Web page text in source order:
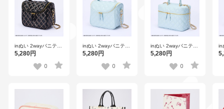
inぬい 2wayバニティ
バッグ ラウンドver.
5,280円
0
inぬい 2wayバニティ
バッグ ラウンドver.
5,280円
0
inぬい 2wayバニティ
バッグ スクエアver.
5,280円
0
in